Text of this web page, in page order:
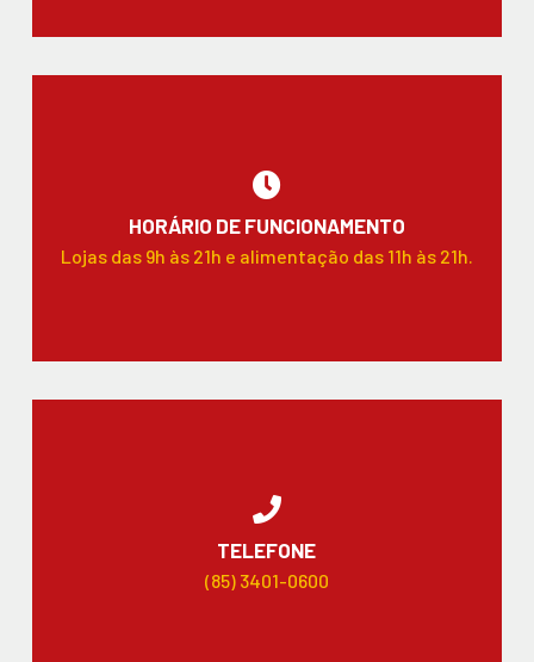
HORÁRIO DE FUNCIONAMENTO
Lojas das 9h às 21h e alimentação das 11h às 21h.
TELEFONE
(85) 3401-0600